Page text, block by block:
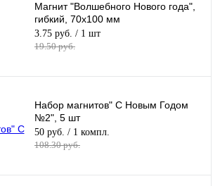
Магнит "Волшебного Нового года",
гибкий, 70х100 мм
3.75 руб. / 1 шт
19.50 руб.
Набор магнитов" С Новым Годом
№2", 5 шт
50 руб. / 1 компл.
108.30 руб.